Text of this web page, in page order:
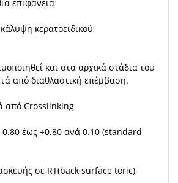
επιφάνεια
κερατοειδικού
και στα αρχικά στάδια του
από διαθλαστική επέμβαση.
από Crosslinking
έως +0.80 ανά 0.10 (standard
σε RT(back surface toric),